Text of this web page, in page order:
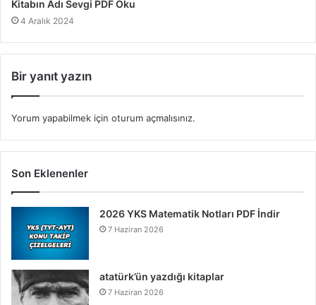
Kitabın Adı Sevgi PDF Oku
4 Aralık 2024
Bir yanıt yazın
Yorum yapabilmek için oturum açmalısınız.
Son Eklenenler
2026 YKS Matematik Notları PDF İndir
7 Haziran 2026
atatürk’ün yazdığı kitaplar
7 Haziran 2026